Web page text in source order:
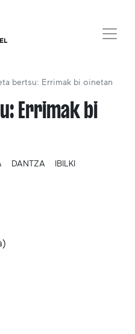
bertsu: Errimak bi oinetan
Errimak bi
DANTZA IBILKI
)